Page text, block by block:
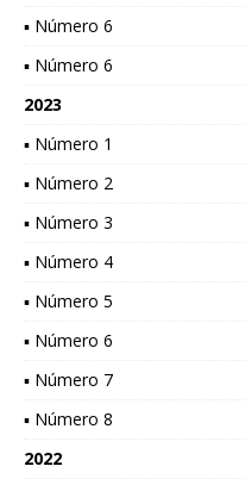
▪ Número 6
▪ Número 6
2023
▪ Número 1
▪ Número 2
▪ Número 3
▪ Número 4
▪ Número 5
▪ Número 6
▪ Número 7
▪ Número 8
2022